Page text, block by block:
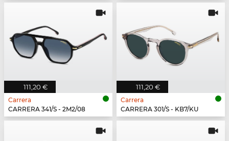
111,20 €
Carrera
CARRERA 341/S - 2M2/08
111,20 €
Carrera
CARRERA 301/S - KB7/KU